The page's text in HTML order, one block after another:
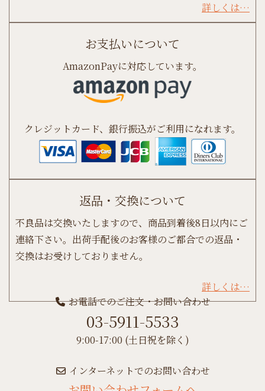
詳しくは…
お支払いについて
AmazonPayに対応しています。
クレジットカード、銀行振込がご利用になれます。
返品・交換について
不良品は交換いたしますので、商品到着後8日以内にご
連絡下さい。出荷手配後のお客様のご都合での返品・
交換はお受けしておりません。
詳しくは…
お電話でのご注文・お問い合わせ
03-5911-5533
9:00-17:00 (土日祝を除く)
インターネットでのお問い合わせ